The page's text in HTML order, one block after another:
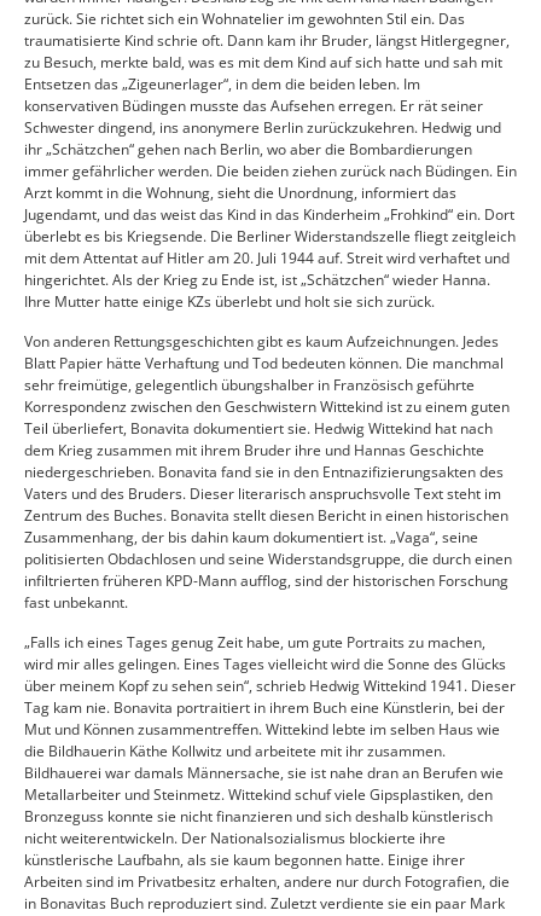
zurück. Sie richtet sich ein Wohnatelier im gewohnten Stil ein. Das
traumatisierte Kind schrie oft. Dann kam ihr Bruder, längst Hitlergegner,
zu Besuch, merkte bald, was es mit dem Kind auf sich hatte und sah mit
Entsetzen das „Zigeunerlager“, in dem die beiden leben. Im
konservativen Büdingen musste das Aufsehen erregen. Er rät seiner
Schwester dingend, ins anonymere Berlin zurückzukehren. Hedwig und
ihr „Schätzchen“ gehen nach Berlin, wo aber die Bombardierungen
immer gefährlicher werden. Die beiden ziehen zurück nach Büdingen. Ein
Arzt kommt in die Wohnung, sieht die Unordnung, informiert das
Jugendamt, und das weist das Kind in das Kinderheim „Frohkind“ ein. Dort
überlebt es bis Kriegsende. Die Berliner Widerstandszelle fliegt zeitgleich
mit dem Attentat auf Hitler am 20. Juli 1944 auf. Streit wird verhaftet und
hingerichtet. Als der Krieg zu Ende ist, ist „Schätzchen“ wieder Hanna.
Ihre Mutter hatte einige KZs überlebt und holt sie sich zurück.
Von anderen Rettungsgeschichten gibt es kaum Aufzeichnungen. Jedes
Blatt Papier hätte Verhaftung und Tod bedeuten können. Die manchmal
sehr freimütige, gelegentlich übungshalber in Französisch geführte
Korrespondenz zwischen den Geschwistern Wittekind ist zu einem guten
Teil überliefert, Bonavita dokumentiert sie. Hedwig Wittekind hat nach
dem Krieg zusammen mit ihrem Bruder ihre und Hannas Geschichte
niedergeschrieben. Bonavita fand sie in den Entnazifizierungsakten des
Vaters und des Bruders. Dieser literarisch anspruchsvolle Text steht im
Zentrum des Buches. Bonavita stellt diesen Bericht in einen historischen
Zusammenhang, der bis dahin kaum dokumentiert ist. „Vaga“, seine
politisierten Obdachlosen und seine Widerstandsgruppe, die durch einen
infiltrierten früheren KPD-Mann aufflog, sind der historischen Forschung
fast unbekannt.
„Falls ich eines Tages genug Zeit habe, um gute Portraits zu machen,
wird mir alles gelingen. Eines Tages vielleicht wird die Sonne des Glücks
über meinem Kopf zu sehen sein“, schrieb Hedwig Wittekind 1941. Dieser
Tag kam nie. Bonavita portraitiert in ihrem Buch eine Künstlerin, bei der
Mut und Können zusammentreffen. Wittekind lebte im selben Haus wie
die Bildhauerin Käthe Kollwitz und arbeitete mit ihr zusammen.
Bildhauerei war damals Männersache, sie ist nahe dran an Berufen wie
Metallarbeiter und Steinmetz. Wittekind schuf viele Gipsplastiken, den
Bronzeguss konnte sie nicht finanzieren und sich deshalb künstlerisch
nicht weiterentwickeln. Der Nationalsozialismus blockierte ihre
künstlerische Laufbahn, als sie kaum begonnen hatte. Einige ihrer
Arbeiten sind im Privatbesitz erhalten, andere nur durch Fotografien, die
in Bonavitas Buch reproduziert sind. Zuletzt verdiente sie ein paar Mark